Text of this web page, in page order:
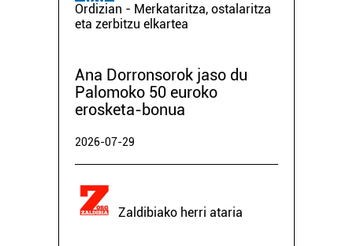
Ordizian - Merkataritza, ostalaritza
eta zerbitzu elkartea
Ana Dorronsorok jaso du
Palomoko 50 euroko
erosketa-bonua
2026-07-29
Zaldibiako herri ataria